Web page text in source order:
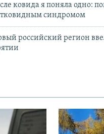
ковида я поняла одно:
синдромом
российский регион